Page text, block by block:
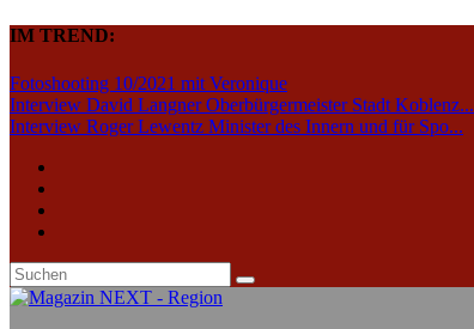
IM TREND:
Fotoshooting 10/2021 mit Veronique
Interview David Langner Oberbürgermeister Stadt Koblenz...
Interview Roger Lewentz Minister des Innern und für Spo...